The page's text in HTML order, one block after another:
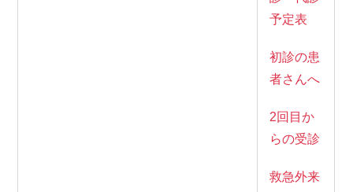
予定表
初診の患
者さんへ
2回目か
らの受診
救急外来